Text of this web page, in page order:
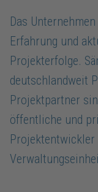
Das
Erfahrung und
Projekterfolge.
deutschlandweit
Projektpartner
öffentliche und